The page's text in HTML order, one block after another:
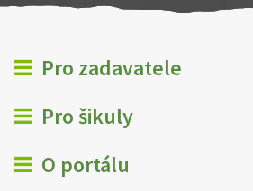
Pro zadavatele
Pro šikuly
O portálu